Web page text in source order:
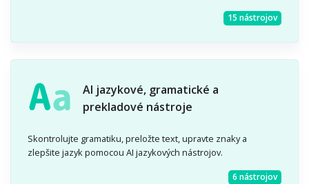
15 nástrojov
AI jazykové, gramatické a
prekladové nástroje
Skontrolujte gramatiku, preložte text, upravte znaky a
zlepšite jazyk pomocou AI jazykových nástrojov.
6 nástrojov